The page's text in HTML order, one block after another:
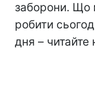
заборони. Що
робити
дня – читайте